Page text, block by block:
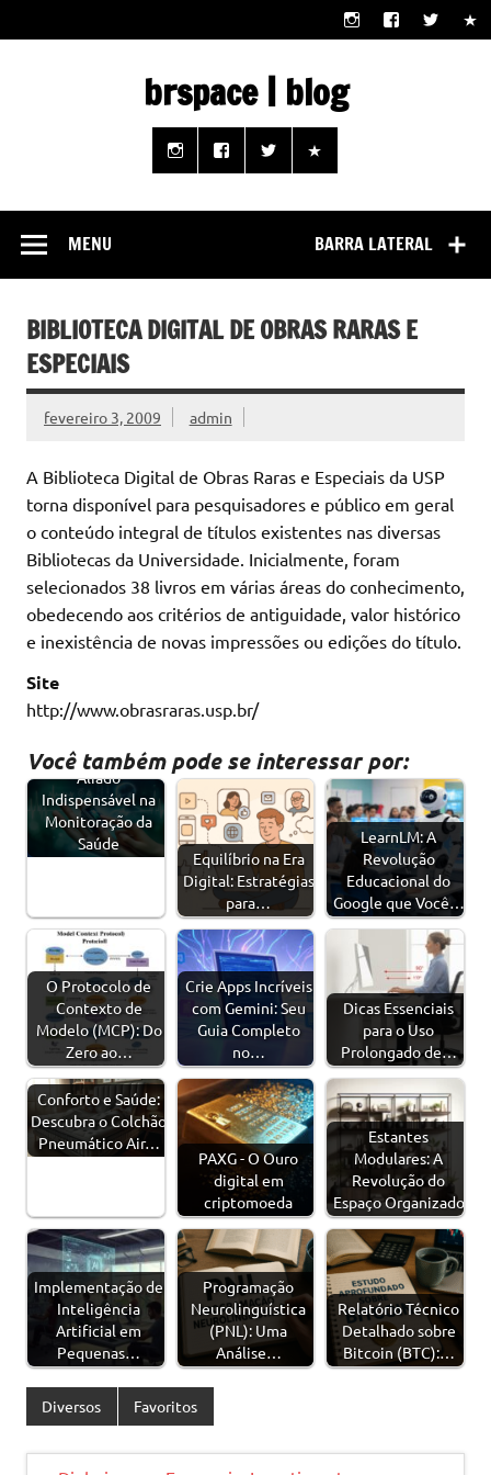
content
brspace | blog
Descubra como a tecnologia pode melhorar sua vida |
Junte-se a nós rumo a um futuro em que o útil e prático
estão ao seu alcance!
BARRA LATERAL
MENU
BIBLIOTECA DIGITAL DE OBRAS RARAS E
ESPECIAIS
fevereiro 3, 2009 admin
A Biblioteca Digital de Obras Raras e Especiais da USP
torna disponível para pesquisadores e público em geral
o conteúdo integral de títulos existentes nas diversas
Bibliotecas da Universidade. Inicialmente, foram
selecionados 38 livros em várias áreas do conhecimento,
obedecendo aos critérios de antiguidade, valor histórico
e inexistência de novas impressões ou edições do título.
Site
http://www.obrasraras.usp.br/
Você também pode se interessar por:
Oxímetro - Um
Aliado
Indispensável na
Monitoração da
Saúde
Equilíbrio na Era
Digital: Estratégias
para…
LearnLM: A
Revolução
Educacional do
Google que Você…
O Protocolo de
Contexto de
Modelo (MCP): Do
Zero ao…
Crie Apps Incríveis
com Gemini: Seu
Guia Completo
no…
Dicas Essenciais
para o Uso
Prolongado de…
Conforto e Saúde:
Descubra o Colchão
Pneumático Air…
PAXG - O Ouro
digital em
criptomoeda
Estantes
Modulares: A
Revolução do
Espaço Organizado
Implementação de
Inteligência
Artificial em
Pequenas…
Programação
Neurolinguística
(PNL): Uma
Análise…
Relatório Técnico
Detalhado sobre
Bitcoin (BTC):…
Diversos Favoritos